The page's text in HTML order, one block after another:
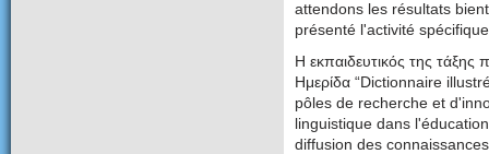
attendons les résultats
présenté l'activité
Η εκπαιδευτικός της
Ημερίδα “Dictionnaire
pôles de recherche et
linguistique dans
diffusion des